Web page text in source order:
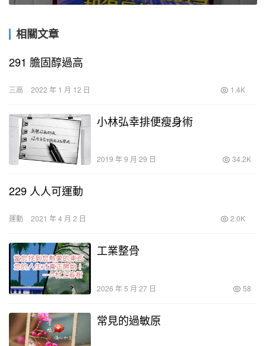
相關文章
291 膽固醇過高
三高 2022 年 1 月 12 日 1.4K
小林弘幸排便瘦身術
2019 年 9 月 29 日 34.2K
229 人人可運動
運動 2021 年 4 月 2 日 2.0K
工業整骨
2026 年 5 月 27 日 58
常見的過敏原